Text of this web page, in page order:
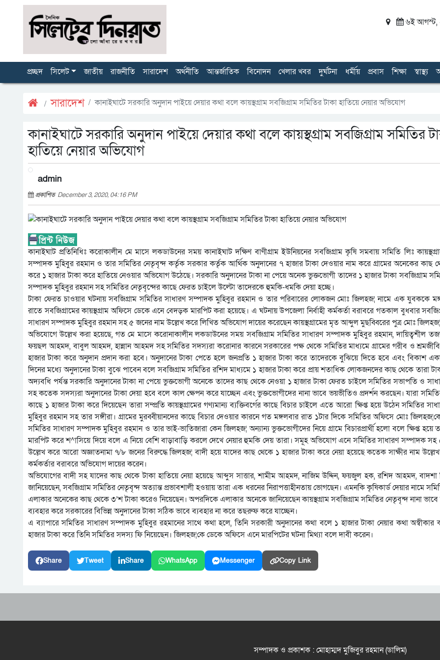
৬ই আগস্ট,
প্রচ্ছদ সিলেট জাতীয় রাজনীতি সারাদেশ অর্থনীতি আন্তর্জাতিক বিনোদন খেলার খবর দুর্ঘটনা ধর্মীয় প্রবাস শিক্ষা স্বাস্থ্য
সারাদেশ কানাইঘাটে সরকারি অনুদান পাইয়ে দেয়ার কথা বলে কায়স্থগ্রাম সবজিগ্রাম সমিতির টাকা হাতিয়ে নেয়ার অভিযোগ
কানাইঘাটে সরকারি অনুদান পাইয়ে দেয়ার কথা বলে কায়স্থগ্রাম সবজিগ্রাম সমিতির
হাতিয়ে নেয়ার অভিযোগ
admin
প্রকাশিত December 3, 2020, 04:16 PM
কানাইঘাট প্রতিনিধিঃ করোকালীন মে মাসে লকডাউনের সময় কানাইঘাট দক্ষিণ বাণীগ্রাম ইউনিয়নের সবজিগ্রাম কৃষি সমবায় সমিতি লিঃ
সম্পাদক মুহিবুর রহমান ও তার সমিতির নেতৃবৃন্দ কর্তৃক সরকার কর্তৃক আর্থিক অনুদানের ৭ হাজার টাকা দেওয়ার নাম করে গ্রামের অনেকের কাছ
করে ১ হাজার টাকা করে হাতিয়ে নেওয়ার অভিযোগ উঠেছে। সরকারি অনুদানের টাকা না পেয়ে অনেক ভুক্তভোগী তাদের ১ হাজার টাকা সবজিগ্রাম
সম্পাদক মুহিবুর রহমান সহ সমিতির নেতৃবৃন্দের কাছে ফেরত চাইলে উল্টো তাদেরকে হুমকি-ধমকি দেয়া হচ্ছে।
টাকা ফেরত চাওয়ার ঘটনায় সবজিগ্রাম সমিতির সাধারণ সম্পাদক মুহিবুর রহমান ও তার পরিবারের লোকজন মোঃ জিলহজ¦ নামে এক যুবককে
রাতে সবজিগ্রামের কায়স্থগ্রাম অফিসে ডেকে এনে বেদড়ক মারপিট করা হয়েছে। এ ঘটনায় উপজেলা নির্বাহী কর্মকর্তা বরাবরে গতকাল বুধবার
সাধারণ সম্পাদক মুহিবুর রহমান সহ ৫ জনের নাম উল্লেখ করে লিখিত অভিযোগ দায়ের করেছেন কায়স্থগ্রামের মৃত আব্দুল মুছব্বিরের পুত্র মোঃ
অভিযোগে উল্লেখ করা হয়েছে, গত মে মাসে করোনাকালীন লকডাউনের সময় সবজিগ্রাম সমিতির সাধারণ সম্পাদক মুহিবুর রহমান, দায়িত্বশীল
ফয়ছল আহমদ, বাবুল আহমদ, হান্নান আহমদ সহ সমিতির সদস্যরা করোনার কারনে সরকারের পক্ষ থেকে সমিতির মাধ্যমে গ্রামের গরীব ও
হাজার টাকা করে অনুদান প্রদান করা হবে। অনুদানের টাকা পেতে হলে জনপ্রতি ১ হাজার টাকা করে তাদেরকে বুঝিয়ে দিতে হবে এবং বিকাশ
দিনের মধ্যে অনুদানের টাকা বুঝে পাবেন বলে সবজিগ্রাম সমিতির রশিদ মাধ্যমে ১ হাজার টাকা করে প্রায় শতাধিক লোকজনদের কাছ থেকে তারা
অদ্যবধি পর্যন্ত সরকারি অনুদানের টাকা না পেয়ে ভুক্তভোগী অনেকে তাদের কাছ থেকে নেওয়া ১ হাজার টাকা ফেরত চাইলে সমিতির সভাপতি ও
সহ কতেক সদস্যরা অনুদানের টাকা দেয়া হবে বলে কাল ক্ষেপন করে যাচ্ছেন এবং ভুক্তভোগীদের নানা ভাবে ভয়ভীতিও প্রদর্শন করছেন। যারা
কাছে ১ হাজার টাকা করে দিয়েছেন তারা সম্প্রতি কায়স্থগ্রামের গণ্যমান্য ব্যক্তিবর্গের কাছে বিচার চাইলে এতে আরো ক্ষিপ্ত হয়ে উঠেন সমিতির
মুহিবুর রহমান সহ তার সঙ্গীরা। গ্রামের মুরব্বীয়ানদের কাছে বিচার দেওয়ার কারনে গত মঙ্গলবার রাত ১টার দিকে সমিতির অফিসে মোঃ
সমিতির সাধারণ সম্পাদক মুহিবুর রহমান ও তার ভাই-ভাতিজারা কেন জিলহজ¦ অন্যান্য ভুক্তভোগীদের নিয়ে গ্রামে বিচারপ্রার্থী হলো বলে ক্ষিপ্ত
মারপিট করে শ^াসিয়ে দিয়ে বলে এ নিয়ে বেশি বাড়াবাড়ি করলে দেখে নেয়ার হুমকি দেয় তারা। সমূহ অভিযোগ এনে সমিতির সাধারণ সম্পাদক
উল্লেখ করে আরো অজ্ঞাতনামা ৭/৮ জনের বিরুদ্ধে জিলহজ¦ বাদী হয়ে যাদের কাছ থেকে ১ হাজার টাকা করে নেয়া হয়েছে কতেক সাক্ষীর নাম উল্লেখ
কর্মকর্তার বরাবরে অভিযোগ দায়ের করেন।
অভিযোগের বাদী সহ যাদের কাছ থেকে টাকা হাতিয়ে নেয়া হয়েছে আব্দুস সাত্তার, শামীম আহমদ, নাজিম উদ্দিন, ফয়জুল হক, রশিদ আহমদ, বাদশা
জানিয়েছেন, সবজিগ্রাম সমিতির নেতৃবৃন্দ অত্যান্ত প্রভাবশালী হওয়ায় তারা এক ধরনের নিরাপত্তাহীনতায় ভোগছেন। এমনকি কৃষিকার্ড দেয়ার নামে
এলাকার অনেকের কাছ থেকে ৩’শ টাকা করেও নিয়েছেন। অপরদিকে এলাকার অনেকে জানিয়েছেন কায়স্থগ্রাম সবজিগ্রাম সমিতির নেতৃবৃন্দ নানা
ব্যবহার করে সরকারের বিভিন্ন অনুদানের টাকা সঠিক ভাবে ব্যবহার না করে তছরুফ করে যাচ্ছেন।
এ ব্যাপারে সমিতির সাধারণ সম্পাদক মুহিবুর রহমানের সাথে কথা হলে, তিনি সরকারী অনুদানের কথা বলে ১ হাজার টাকা নেয়ার কথা
হাজার টাকা করে তিনি সমিতির সদস্য ফি নিয়েছেন। জিলহজ¦কে ডেকে অফিসে এনে মারপিটের ঘটনা মিথ্যা বলে দাবী করেন।
Share Tweet Share WhatsApp Messenger Copy Link
সম্পাদক ও প্রকাশক : মোহাম্মদ মুজিবুর রহমান (ডালিম)